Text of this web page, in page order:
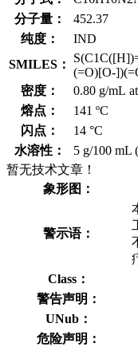
分子量：
452.37
纯度：
IND
SMILES：
(=O)[O-
密度：
0.80 g/mL
熔点：
141 ºC
闪点：
14 °C
水溶性：
5 g/100 mL
暂无技术文章！
象形图：
警示语：
Class：
警告声明：
UNub：
危险声明：